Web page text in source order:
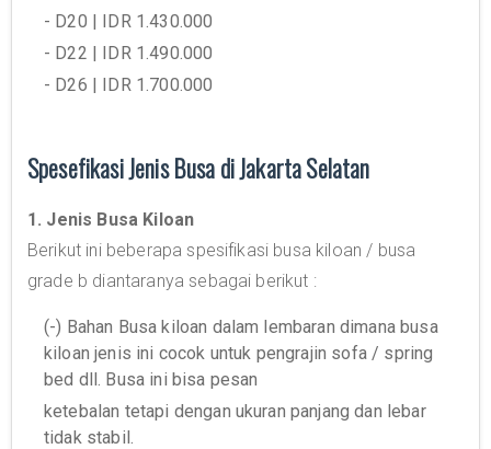
- D20 | IDR 1.430.000
- D22 | IDR 1.490.000
- D26 | IDR 1.700.000
Spesefikasi Jenis Busa di Jakarta Selatan
1. Jenis Busa Kiloan
Berikut ini beberapa spesifikasi busa kiloan / busa
grade b diantaranya sebagai berikut :
(-) Bahan Busa kiloan dalam lembaran dimana busa
kiloan jenis ini cocok untuk pengrajin sofa / spring
bed dll. Busa ini bisa pesan
ketebalan tetapi dengan ukuran panjang dan lebar
tidak stabil.